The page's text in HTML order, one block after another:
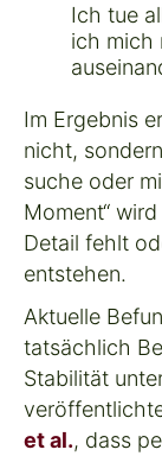
Ich tue
ich mich
Im Ergebnis
nicht,
suche oder
Moment“
Detail fehlt
entstehen.
Aktuelle
tatsächlich
Stabilität
et al., dass